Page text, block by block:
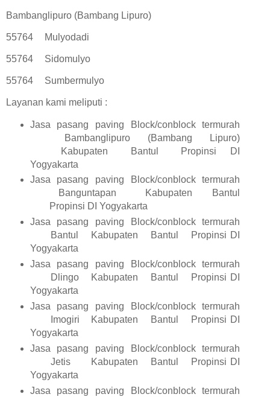
Bambanglipuro (Bambang Lipuro)
55764 Mulyodadi
55764 Sidomulyo
55764 Sumbermulyo
Layanan kami meliputi :
Jasa pasang paving Block/conblock termurah
Bambanglipuro (Bambang Lipuro)
Kabupaten
Bantul
Propinsi DI
Yogyakarta
Jasa pasang paving Block/conblock termurah
Banguntapan
Kabupaten
Bantul
Propinsi DI Yogyakarta
Jasa pasang paving Block/conblock termurah
Bantul
Kabupaten Bantul
Propinsi DI
Yogyakarta
Jasa pasang paving Block/conblock termurah
Dlingo
Kabupaten Bantul
Propinsi DI
Yogyakarta
Jasa pasang paving Block/conblock termurah
Imogiri
Kabupaten Bantul
Propinsi DI
Yogyakarta
Jasa pasang paving Block/conblock termurah
Jetis
Kabupaten Bantul
Propinsi DI
Yogyakarta
Jasa pasang paving Block/conblock termurah